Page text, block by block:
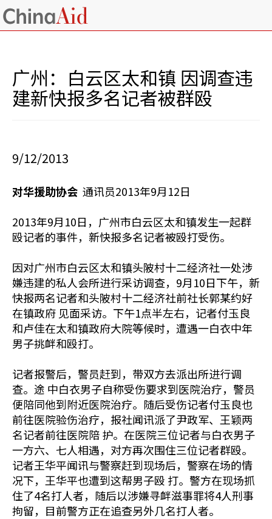
广州：白云区太和镇 因调查违
建新快报多名记者被群殴
9/12/2013
对华援助协会 通讯员2013年9月12日
2013年9月10日，广州市白云区太和镇发生一起群
殴记者的事件，新快报多名记者被殴打受伤。
因对广州市白云区太和镇头陂村十二经济社一处涉
嫌违建的私人会所进行采访调查，9月10日下午，新
快报两名记者和头陂村十二经济社前社长郭某约好
在镇政府 见面采访。下午1点半左右，记者付玉良
和卢佳在太和镇政府大院等候时，遭遇一白衣中年
男子挑衅和殴打。
记者报警后，警员赶到，带双方去派出所进行调
查。途 中白衣男子自称受伤要求到医院治疗，警员
便陪同他到附近医院治疗。随后受伤记者付玉良也
前往医院验伤治疗，报社闻讯派了尹政军、王颖两
名记者前往医院陪 护。在医院三位记者与白衣男子
一方六、七人相遇，对方再次围住三位记者群殴。
记者王华平闻讯与警察赶到现场后，警察在场的情
况下，王华平也遭到这帮男子殴 打。警方在现场抓
住了4名打人者，随后以涉嫌寻衅滋事罪将4人刑事
拘留，目前警方正在追查另外几名打人者。